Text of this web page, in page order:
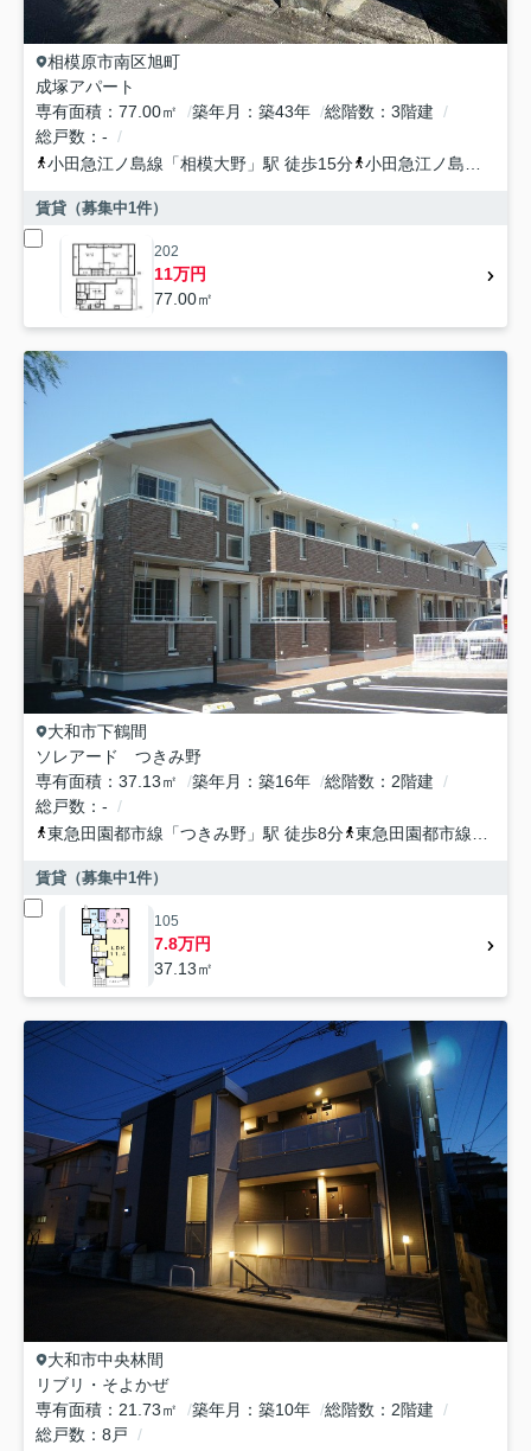
相模原市南区旭町
成塚アパート
専有面積
77.00㎡ 築年月 築43年 総階数
3階建
総戸数
-
小田急江ノ島線 「相模大野 」駅 徒歩15分 小田急江ノ島線
賃貸（募集中1件）
202
11万円
77.00㎡
大和市下鶴間
ソレアード つきみ野
専有面積
37.13㎡ 築年月 築16年 総階数
2階建
総戸数
-
東急田園都市線 「つきみ野 」駅 徒歩8分 東急田園都市線
賃貸（募集中1件）
105
7.8万円
37.13㎡
大和市中央林間
リブリ・そよかぜ
専有面積
21.73㎡ 築年月 築10年 総階数
2階建
総戸数
8戸